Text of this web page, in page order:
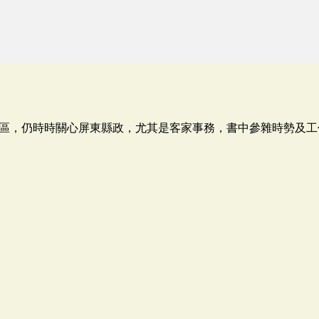
，仍時時關心屏東縣政，尤其是客家事務，書中參雜時勢及